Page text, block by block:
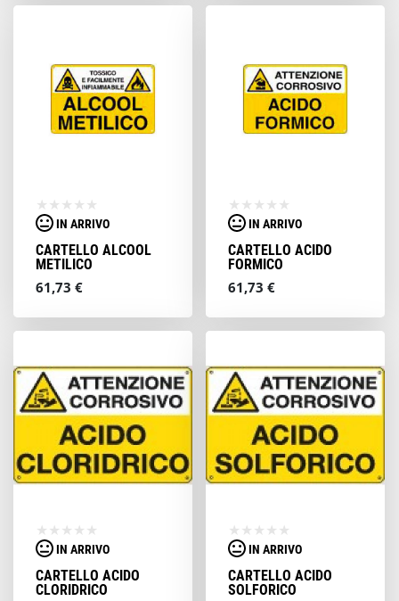
IN ARRIVO
CARTELLO ALCOOL
METILICO
61,73 €
IN ARRIVO
CARTELLO ACIDO
FORMICO
61,73 €
IN ARRIVO
CARTELLO ACIDO
CLORIDRICO
IN ARRIVO
CARTELLO ACIDO
SOLFORICO